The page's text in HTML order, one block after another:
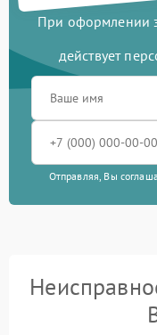
При оформлении
действует
Отправляя, Вы